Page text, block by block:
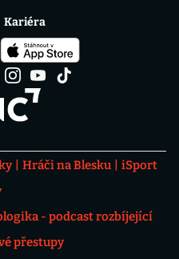
Hráči na Blesku
iSport
- podcast rozbíjející
přestupy
Kariéra